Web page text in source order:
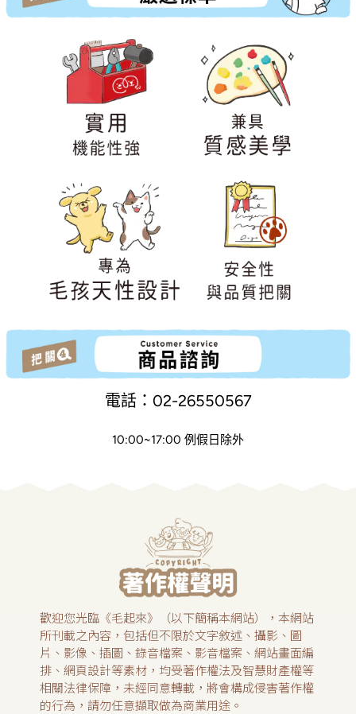
電話：02-26550567
10:00~17:00 例假日除外
歡迎您光臨《毛起來》（以下簡稱本網站），本網站
所刊載之內容，包括但不限於文字敘述、攝影、圖
片、影像、插圖、錄音檔案、影音檔案、網站畫面編
排、網頁設計等素材，均受著作權法及智慧財產權等
相關法律保障，未經同意轉載，將會構成侵害著作權
的行為，請勿任意擷取做為商業用途。